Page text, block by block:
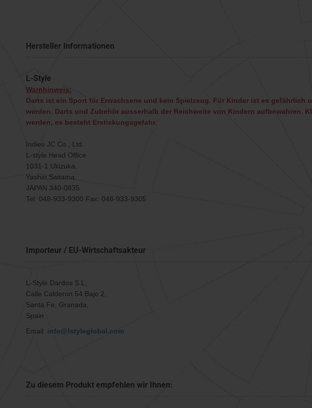
Hersteller Informationen
L-Style
Warnhinweis:
Darts ist ein Sport für Erwachsene und kein Spielzeug. Für Kinder ist es gefährlich
werden. Darts und Zubehör ausserhalb der Reichweite von Kindern aufbewahren.
werden, es besteht Erstickungsgefahr.
Indies JC Co., Ltd.
L-style Head Office
1031-1 Ukizuka,
Yashio,Saitama,
JAPAN 340-0835
Tel: 048-933-9300 Fax: 048-933-9305
Importeur / EU-Wirtschaftsakteur
L-Style Dardos S.L,
Calle Calderon 54 Bajo 2,
Santa Fe, Granada,
Spain
Email: info@lstyleglobal.com
Zu diesem Produkt empfehlen wir Ihnen: